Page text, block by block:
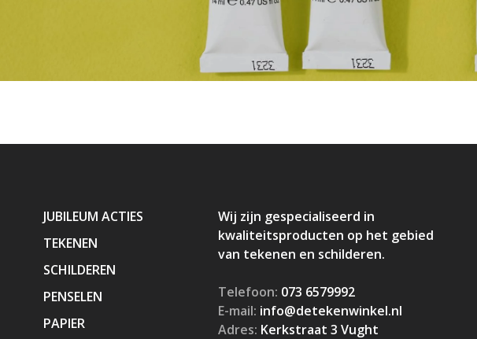
JUBILEUM ACTIES
TEKENEN
SCHILDEREN
PENSELEN
PAPIER
Wij zijn gespecialiseerd in
kwaliteitsproducten op het gebied
van tekenen en schilderen.
Telefoon: 073 6579992
E-mail: info@detekenwinkel.nl
Adres: Kerkstraat 3 Vught